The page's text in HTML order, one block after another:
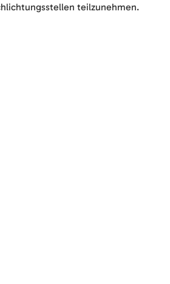
teilzunehmen.